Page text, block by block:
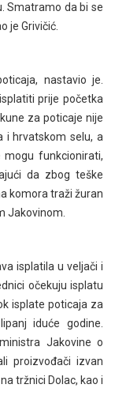
Smatramo da bi se
je Grivičić.
nastavio je.
prije početka
za poticaje nije
i hrvatskom selu, a
funkcionirati,
da zbog teške
komora traži žuran
Jakovinom.
isplatila u veljači i
očekuju isplatu
isplate poticaja za
iduće godine.
Jakovine o
proizvođači izvan
tržnici Dolac, kao i